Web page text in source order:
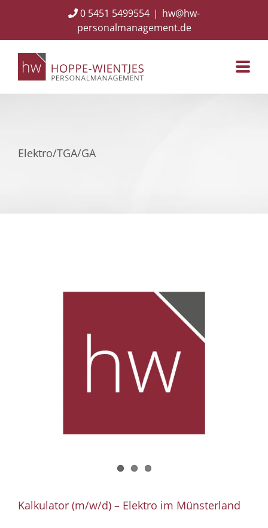
0 5451 5499554 | hw@hw-
personalmanagement.de
Elektro/TGA/GA
Kalkulator (m/w/d) – Elektro im Münsterland